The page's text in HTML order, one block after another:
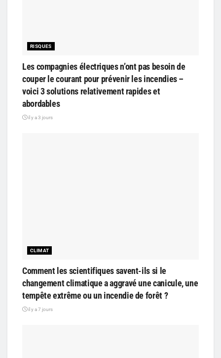
RISQUES
Les compagnies électriques n’ont pas besoin de
couper le courant pour prévenir les incendies –
voici 3 solutions relativement rapides et
abordables
il y a 3 jours
CLIMAT
Comment les scientifiques savent-ils si le
changement climatique a aggravé une canicule, une
tempête extrême ou un incendie de forêt ?
il y a 7 jours